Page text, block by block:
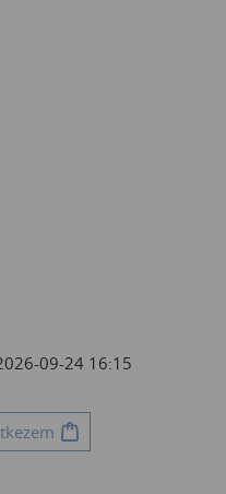
09-24 16:15